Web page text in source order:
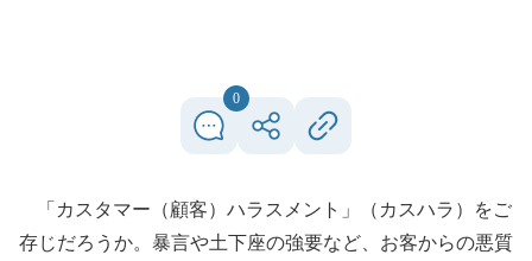
0
「カスタマー（顧客）ハラスメント」（カスハラ）をご
存じだろうか。暴言や土下座の強要など、お客からの悪質